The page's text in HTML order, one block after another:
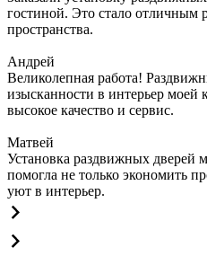
гостиной. Это стало отличным
пространства.
Андрей
Великолепная работа!
изысканности в интерьер моей
высокое качество и сервис.
Матвей
Установка раздвижных дверей
помогла не только экономить
уют в интерьер.